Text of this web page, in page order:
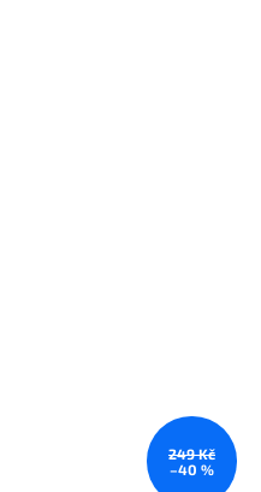
249 Kč
–40 %